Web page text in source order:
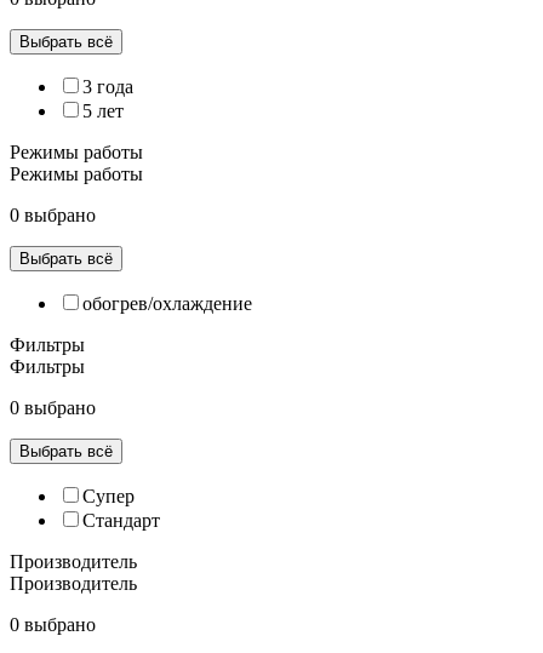
Выбрать всё
3 года
5 лет
Режимы работы
Режимы работы
0 выбрано
Выбрать всё
обогрев/охлаждение
Фильтры
Фильтры
0 выбрано
Выбрать всё
Супер
Cтандарт
Производитель
Производитель
0 выбрано